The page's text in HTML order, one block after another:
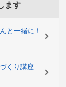
ます
と一緒に！
くり講座